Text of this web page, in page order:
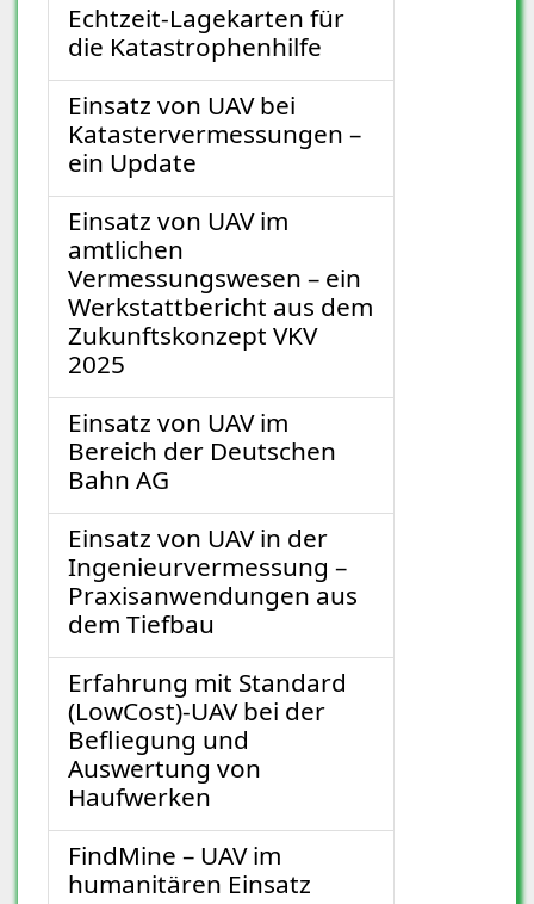
Echtzeit-Lagekarten für
die Katastrophenhilfe
Einsatz von UAV bei
Katastervermessungen –
ein Update
Einsatz von UAV im
amtlichen
Vermessungswesen – ein
Werkstattbericht aus dem
Zukunftskonzept VKV
2025
Einsatz von UAV im
Bereich der Deutschen
Bahn AG
Einsatz von UAV in der
Ingenieurvermessung –
Praxisanwendungen aus
dem Tiefbau
Erfahrung mit Standard
(LowCost)-UAV bei der
Befliegung und
Auswertung von
Haufwerken
FindMine – UAV im
humanitären Einsatz